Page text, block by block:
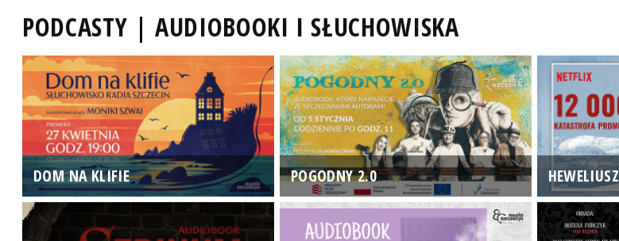
PODCASTY | AUDIOBOOKI I SŁUCHOWISKA
DOM NA KLIFIE POGODNY 2.0 HEWELIUSZ